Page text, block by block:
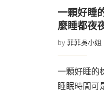
一顆好睡
麼睡都夜
by 菲菲吳小姐
一顆好睡的
睡眠時間可